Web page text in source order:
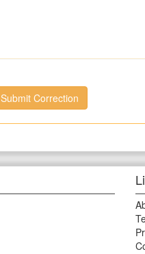
Submit Correction